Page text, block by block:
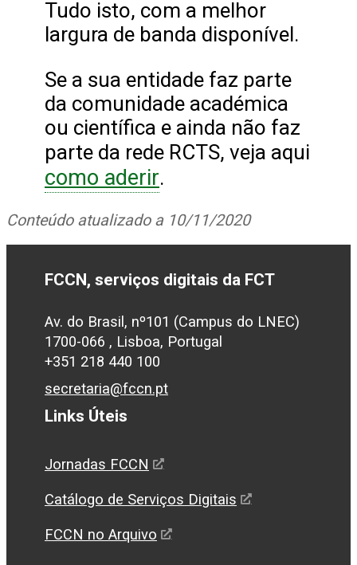
Tudo isto, com a melhor
largura de banda disponível.
Se a sua entidade faz parte
da comunidade académica
ou científica e ainda não faz
parte da rede RCTS, veja aqui
como aderir.
Conteúdo atualizado a 10/11/2020
FCCN, serviços digitais da FCT
Av. do Brasil, nº101 (Campus do LNEC)
1700-066 , Lisboa, Portugal
+351 218 440 100
secretaria@fccn.pt
Links Úteis
Jornadas FCCN
Catálogo de Serviços Digitais
FCCN no Arquivo